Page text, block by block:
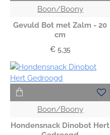
Boon/Boony
Gevuld Bot met Zalm - 20
cm
€ 5,35
Boon/Boony
Hondensnack Dinobot Hert